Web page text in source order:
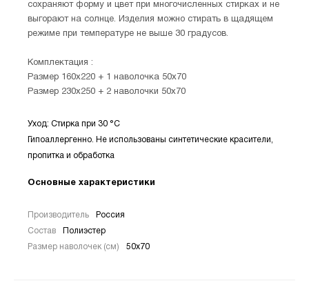
сохраняют форму и цвет при многочисленных стирках и не
выгорают на солнце. Изделия можно стирать в щадящем
режиме при температуре не выше 30 градусов.
Комплектация :
Размер 160х220 + 1 наволочка 50х70
Размер 230х250 + 2 наволочки 50х70
Уход: Стирка при 30 °С
Гипоаллергенно. Не использованы синтетические красители,
пропитка и обработка
Основные характеристики
Производитель Россия
Состав Полиэстер
Размер наволочек (см) 50х70